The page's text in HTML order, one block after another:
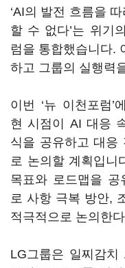
‘AI의 발전 흐름을
할 수 없다’는 위기
럼을 통합했습니다.
하고 그룹의 실행력
이번 ‘뉴 이천포럼’
현 시점이 AI 대응
식을 공유하고 대응
로 논의할 계획입니
목표와 로드맵을 공
로 사항 극복 방안,
적극적으로 논의한
LG그룹은 일찌감치